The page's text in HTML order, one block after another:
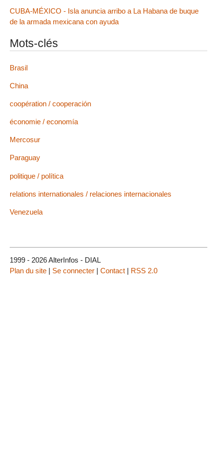
CUBA-MÉXICO - Isla anuncia arribo a La Habana de buque
de la armada mexicana con ayuda
Mots-clés
Brasil
China
coopération / cooperación
économie / economía
Mercosur
Paraguay
politique / política
relations internationales / relaciones internacionales
Venezuela
1999 - 2026 AlterInfos - DIAL
Plan du site | Se connecter | Contact | RSS 2.0